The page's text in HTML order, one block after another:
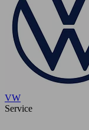
VW
Service